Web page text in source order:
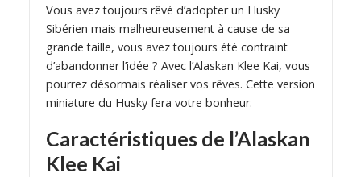
Vous avez toujours rêvé d’adopter un Husky
Sibérien mais malheureusement à cause de sa
grande taille, vous avez toujours été contraint
d’abandonner l’idée ? Avec l’Alaskan Klee Kai, vous
pourrez désormais réaliser vos rêves. Cette version
miniature du Husky fera votre bonheur.
Caractéristiques de l’Alaskan
Klee Kai